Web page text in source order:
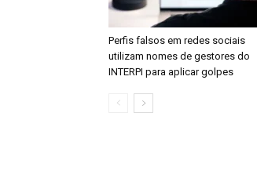
Perfis falsos em redes sociais
utilizam nomes de gestores do
INTERPI para aplicar golpes